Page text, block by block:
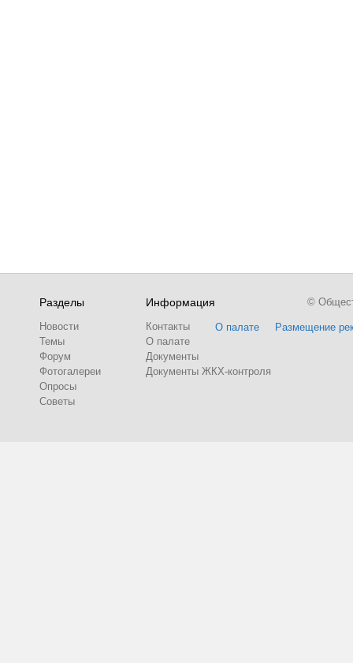
Разделы
Новости
Темы
Форум
Фотогалереи
Опросы
Советы
Информация
Контакты
О палате
Документы
Документы ЖКХ-контроля
О палате Размещение
©